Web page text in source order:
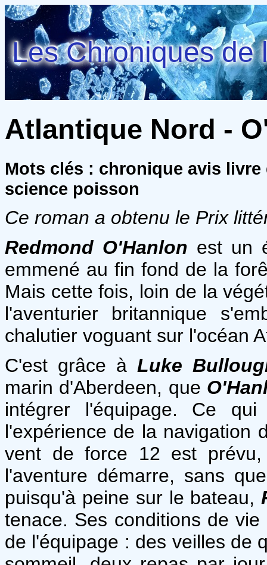
Les Chroniques de
Atlantique Nord -
Mots clés : chronique avis
science poisson
Ce roman a obtenu le Prix
Redmond O'Hanlon est un
emmené au fin fond de la
Mais cette fois, loin de la
l'aventurier britannique
chalutier voguant sur l'océan
C'est grâce àLuke
marin d'Aberdeen, que
intégrer l'équipage. Ce
l'expérience de la navigation
vent de force 12 est
l'aventure démarre, sans
puisqu'à peine sur le bateau,
tenace. Ses conditions de
de l'équipage : des veilles de